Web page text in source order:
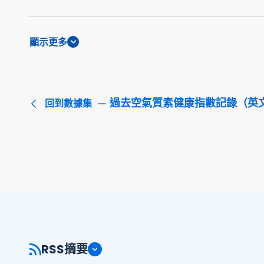
顯示更多
回到數據集 過去空氣質素健康指數記錄（英
RSS摘要